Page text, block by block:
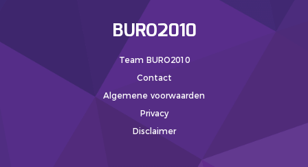
BURO2010
Team BURO2010
Contact
Algemene voorwaarden
Privacy
Disclaimer